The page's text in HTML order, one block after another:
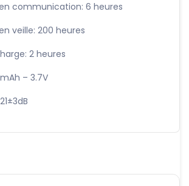
communication: 6 heures
veille: 200 heures
2 heures
– 3.7V